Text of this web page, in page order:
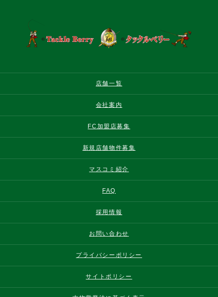
店舗一覧
会社案内
FC加盟店募集
新規店舗物件募集
マスコミ紹介
FAQ
採用情報
お問い合わせ
プライバシーポリシー
サイトポリシー